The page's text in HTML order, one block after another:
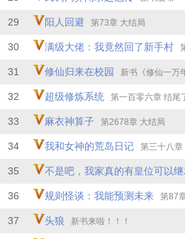
29 阳人回避 第73章 大结局
30 满级大佬：我竟然回了新手村 第
31 修仙归来在校园 新书《修仙一万
32 超级修炼系统 第一百零六章 结尾
33 麻衣神算子 第2678章 大结局
34 我和女神的荒岛日记 第三十八章 新的征程
35 不是吧，我家真的有皇位可以继
36 规则怪谈：我能预测未来 第87章
37 头狼 新书来啦！！！